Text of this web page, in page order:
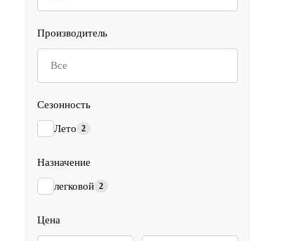
Производитель
Все
Сезонность
Лето 2
Назначение
легковой 2
Цена